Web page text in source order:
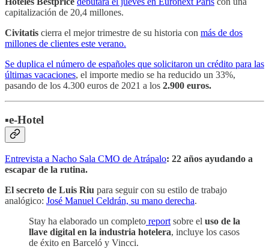
capitalización de 20,4 millones.
Civitatis cierra el mejor trimestre de su historia con más de dos
millones de clientes este verano.
Se duplica el número de españoles que solicitaron un crédito para las
últimas vacaciones, el importe medio se ha reducido un 33%,
pasando de los 4.300 euros de 2021 a los 2.900 euros.
▪️e-Hotel
Entrevista a Nacho Sala CMO de Atrápalo: 22 años ayudando a
escapar de la rutina.
El secreto de Luis Riu para seguir con su estilo de trabajo
analógico: José Manuel Celdrán, su mano derecha.
Stay ha elaborado un completo reportsobre el uso de la
llave digital en la industria hotelera, incluye los casos
de éxito en Barceló y Vincci.